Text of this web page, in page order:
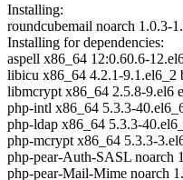
Installing:
roundcubemail noarch 1.0.3-
Installing for dependencies:
aspell x86_64 12:0.60.6-
libicu x86_64 4.2.1-9.1.el6_2
libmcrypt x86_64 2.5.8-9.el6
php-intl x86_64 5.3.3-
php-ldap x86_64 5.3.3-
php-mcrypt x86_64 5.3.3-
php-pear-Auth-SASL noarch
php-pear-Mail-Mime noarch